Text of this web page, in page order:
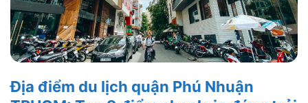
Địa điểm du lịch quận Phú Nhuận